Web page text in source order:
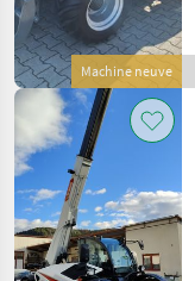
Machine neuve